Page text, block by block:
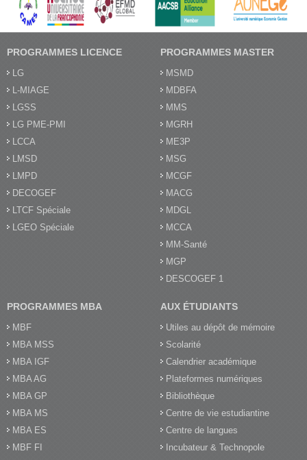
PROGRAMMES LICENCE
LG
L-MIAGE
LGSS
LG PME-PMI
LCCA
LMSD
LMPD
DECOGEF
LTCF Spéciale
LGEO Spéciale
PROGRAMMES MASTER
MSMD
MDBFA
MMS
MGRH
ME3P
MSG
MCGF
MACG
MDGL
MCCA
MM-Santé
MGP
DESCOGEF 1
PROGRAMMES MBA
MBF
MBA MSS
MBA IGF
MBA AG
MBA GP
MBA MS
MBA ES
MBF FI
AUX ÉTUDIANTS
Utiles au dépôt de mémoire
Scolarité
Calendrier académique
Plateformes numériques
Bibliothèque
Centre de vie estudiantine
Centre de langues
Incubateur & Technopole